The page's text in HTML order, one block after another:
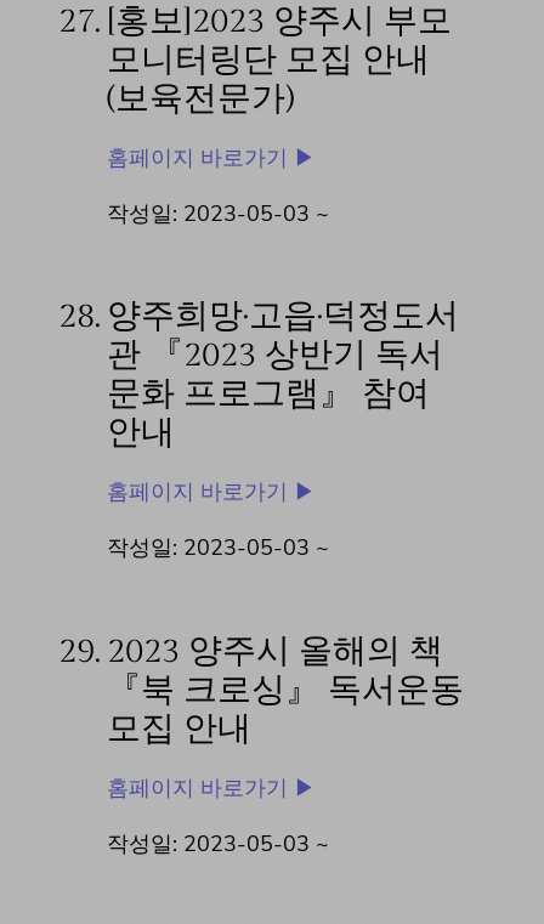
27. [홍보]2023 양주시 부모
모니터링단 모집 안내
(보육전문가)
홈페이지 바로가기 ▶
작성일: 2023-05-03 ~
28. 양주희망·고읍·덕정도서
관 『2023 상반기 독서
문화 프로그램』 참여
안내
홈페이지 바로가기 ▶
작성일: 2023-05-03 ~
29. 2023 양주시 올해의 책
『북 크로싱』 독서운동
모집 안내
홈페이지 바로가기 ▶
작성일: 2023-05-03 ~